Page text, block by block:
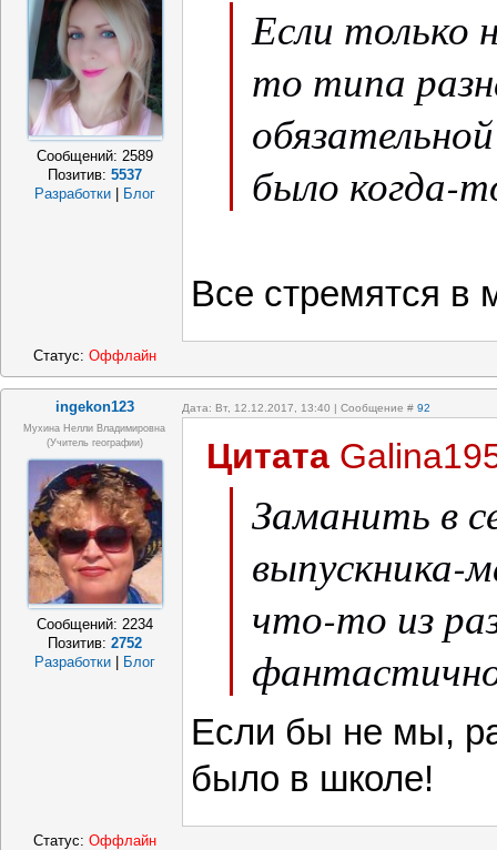
Сообщений: 2589
Позитив: 5537
Разработки | Блог
Если только
то типа
было когда-
Все стремятся в
Статус: Оффлайн
ingekon123 Дата: Вт, 12.12.2017, 13:40 | Сообщение # 92
Мухина Нелли Владимировна
(Учитель географии)
Сообщений: 2234
Позитив: 2752
Разработки
Блог
Цитата
Заманить в
что-то из
Если бы не мы,
было в школе!
Статус: Оффлайн